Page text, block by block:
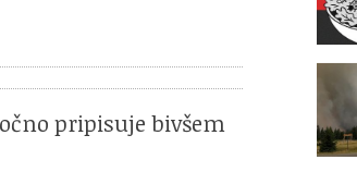
pripisuje bivšem